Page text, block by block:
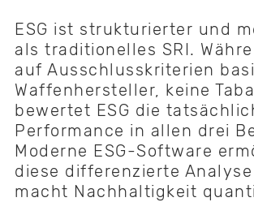
ESG ist strukturierter und
als traditionelles SRI.
auf Ausschlusskriterien
Waffenhersteller, keine
bewertet ESG die
Performance in allen drei
Moderne ESG-Software
diese differenzierte
macht Nachhaltigkeit